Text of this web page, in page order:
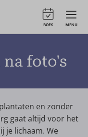
MENU
BOEK
foto's
en zonder
gaat altijd voor het
je lichaam. We